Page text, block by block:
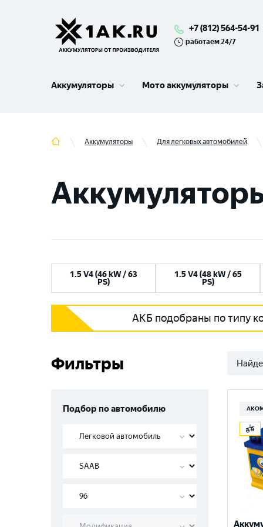
+7 (812) 564-54-91
работаем 24/7
Аккумуляторы Мото аккумуляторы
Аккумуляторы Для легковых автомобилей
1.5 V4 (46 kW / 63
PS)
1.5 V4 (48 kW / 65
PS)
АКБ подобраны по типу
Фильтры
Подбор по автомобилю